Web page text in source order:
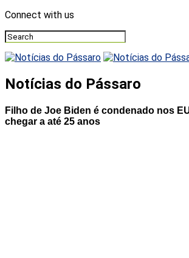
Connect with us
Notícias do Pássaro
Filho de Joe Biden é condenado nos
chegar a até 25 anos